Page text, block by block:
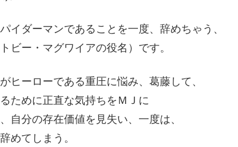
イダーマンであることを一度、辞めちゃう、
ビー・マグワイアの役名）です。
ヒーローである重圧に悩み、葛藤して、
ために正直な気持ちをＭＪに
自分の存在価値を見失い、一度は、
めてしまう。